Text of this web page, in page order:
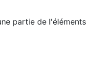
partie de l'éléments